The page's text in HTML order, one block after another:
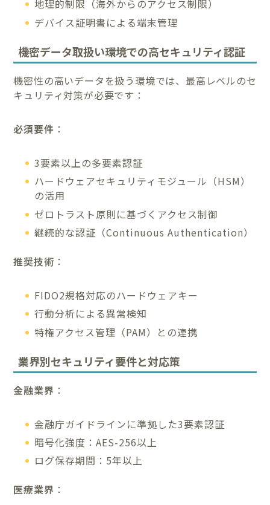
地理的制限（海外からのアクセス制限）
デバイス証明書による端末管理
機密データ取扱い環境での高セキュリティ認証
機密性の高いデータを扱う環境では、最高レベルのセ
キュリティ対策が必要です：
必須要件 ：
3要素以上の多要素認証
ハードウェアセキュリティモジュール（HSM）
の活用
ゼロトラスト原則に基づくアクセス制御
継続的な認証（Continuous Authentication）
推奨技術 ：
FIDO2規格対応のハードウェアキー
行動分析による異常検知
特権アクセス管理（PAM）との連携
業界別セキュリティ要件と対応策
金融業界 ：
金融庁ガイドラインに準拠した3要素認証
暗号化強度：AES-256以上
ログ保存期間：5年以上
医療業界 ：